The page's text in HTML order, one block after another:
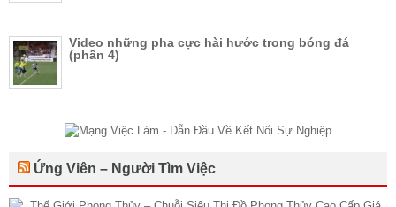
Video những pha cực hài hước trong bóng đá
(phần 4)
Ứng Viên – Người Tìm Việc